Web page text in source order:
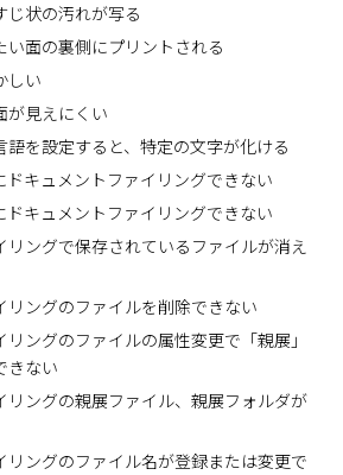
じ状の汚れが写る
い面の裏側にプリントされる
しい
が見えにくい
語を設定すると、特定の文字が化ける
ドキュメントファイリングできない
ドキュメントファイリングできない
リングで保存されているファイルが消え
リングのファイルを削除できない
リングのファイルの属性変更で「親展」
きない
リングの親展ファイル、親展フォルダが
リングのファイル名が登録または変更で